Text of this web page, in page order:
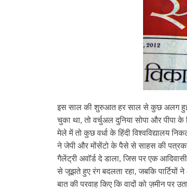
इस साल की शुरुआत हर साल से कुछ अलग
चुका था, तो वर्चुअल दुनिया सोपा और पीपा
मेले में तो कुछ वर्धा के हिंदी विश्‍वविद्यालय
ने जेपी और मोंसेंटो के पैसे से साहस की
गैलेंट्री अवॉर्ड दे डाला, जिस पर एक
से जूझते हुए रंग बदलता रहा, जबकि
बात की परवाह किए कि वादों को ज़मीन पर